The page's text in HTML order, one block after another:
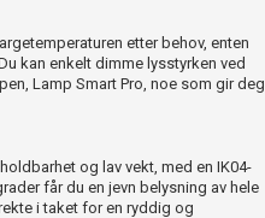
etter behov, enten
kan enkelt dimme lysstyrken ved
Lamp Smart Pro, noe som gir deg
og lav vekt, med en IK04-
får du en jevn belysning av hele
i taket for en ryddig og